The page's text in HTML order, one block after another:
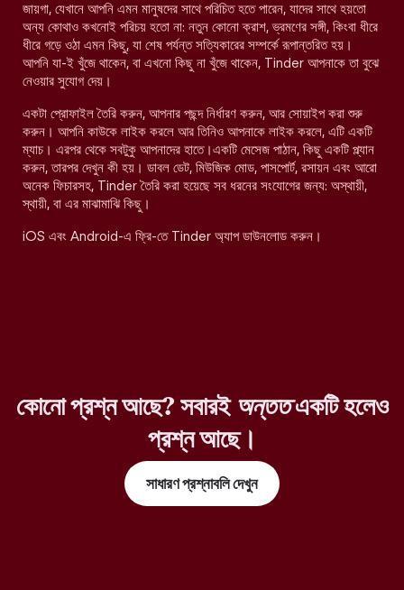
জায়গা, যেখানে আপনি এমন মানুষদের সাথে পরিচিত হতে পারেন, যাদের সাথে হয়তো
অন্য কোথাও কখনোই পরিচয় হতো না: নতুন কোনো ক্রাশ, ভ্রমণের সঙ্গী, কিংবা ধীরে
ধীরে গড়ে ওঠা এমন কিছু, যা শেষ পর্যন্ত সত্যিকারের সম্পর্কে রূপান্তরিত হয়।
আপনি যা-ই খুঁজে থাকেন, বা এখনো কিছু না খুঁজে থাকেন, Tinder আপনাকে তা বুঝে
নেওয়ার সুযোগ দেয়।
একটা প্রোফাইল তৈরি করুন, আপনার পছন্দ নির্ধারণ করুন, আর সোয়াইপ করা শুরু
করুন। আপনি কাউকে লাইক করলে আর তিনিও আপনাকে লাইক করলে, এটি একটি
ম্যাচ। এরপর থেকে সবটুকু আপনাদের হাতে।একটি মেসেজ পাঠান, কিছু একটি প্ল্যান
করুন, তারপর দেখুন কী হয়। ডাবল ডেট, মিউজিক মোড, পাসপোর্ট, রসায়ন এবং আরো
অনেক ফিচারসহ, Tinder তৈরি করা হয়েছে সব ধরনের সংযোগের জন্য: অস্থায়ী,
স্থায়ী, বা এর মাঝামাঝি কিছু।
iOS এবং Android-এ ফ্রি-তে Tinder অ্যাপ ডাউনলোড করুন।
কোনো প্রশ্ন আছে? সবারইঅন্ততএকটি হলেও
প্রশ্ন আছে।
সাধারণ প্রশ্নাবলি দেখুন